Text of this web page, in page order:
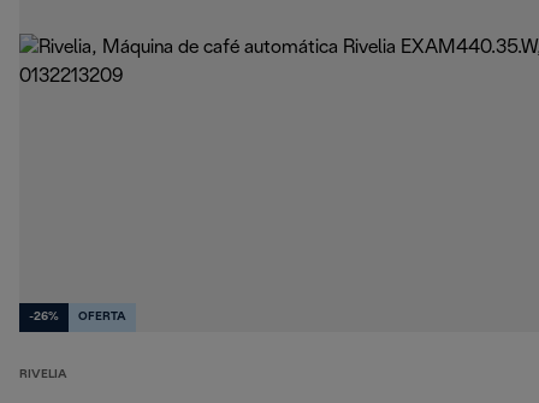
-26% OFERTA
RIVELIA